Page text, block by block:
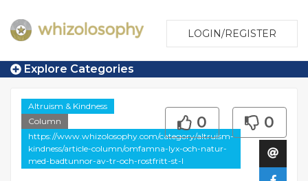
LOGIN/REGISTER
Explore Categories
Altruism & Kindness
Column
https://www.whizolosophy.com/category/altruism-
kindness/article-column/omfamna-lyx-och-natur-
med-badtunnor-av-tr-och-rostfritt-st-l
0 0